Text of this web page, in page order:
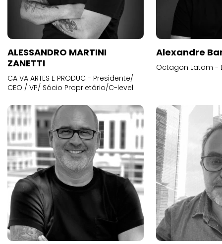
ALESSANDRO MARTINI
ZANETTI
CA VA ARTES E PRODUC - Presidente/
CEO / VP/ Sócio Proprietário/C-level
Alexandre
Octagon Latam -